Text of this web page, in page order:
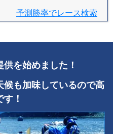
予測勝率でレース検索
を始めました！
候も加味しているので高
！